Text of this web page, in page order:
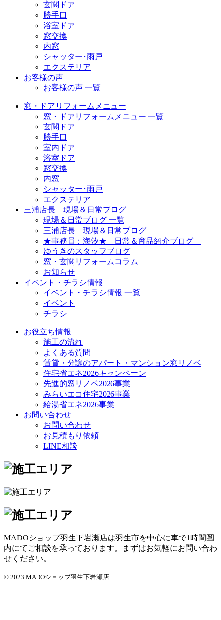
玄関ドア
勝手口
浴室ドア
窓交換
内窓
シャッター･雨戸
エクステリア
お客様の声
お客様の声 一覧
窓・ドアリフォームメニュー
窓・ドアリフォームメニュー 一覧
玄関ドア
勝手口
室内ドア
浴室ドア
窓交換
内窓
シャッター･雨戸
エクステリア
三浦店長 現場＆日常ブログ
現場＆日常ブログ 一覧
三浦店長 現場＆日常ブログ
★事務員：海汐★ 日常＆商品紹介ブログ
ゆうきのスタッフブログ
窓・玄関リフォームコラム
お知らせ
イベント・チラシ情報
イベント・チラシ情報 一覧
イベント
チラシ
お役立ち情報
施工の流れ
よくある質問
賃貸・分譲のアパート・マンション窓リノベ
住宅省エネ2026キャンペーン
先進的窓リノベ2026事業
みらいエコ住宅2026事業
給湯省エネ2026事業
お問い合わせ
お問い合わせ
お見積もり依頼
LINE相談
MADOショップ羽生下岩瀬店は羽生市を中心に車で1時間圏
内にてご相談を承っております。まずはお気軽にお問い合わ
せください。
© 2023 MADOショップ羽生下岩瀬店